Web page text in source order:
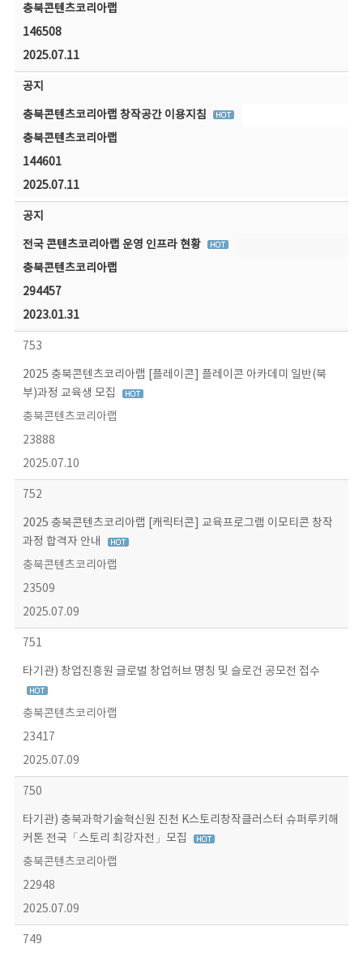
충북콘텐츠코리아랩
146508
2025.07.11
공지
충북콘텐츠코리아랩 창작공간 이용지침
충북콘텐츠코리아랩
144601
2025.07.11
공지
전국 콘텐츠코리아랩 운영 인프라 현황
충북콘텐츠코리아랩
294457
2023.01.31
753
2025 충북콘텐츠코리아랩 [플레이콘] 플레이콘 아카데미 일반(북
부)과정 교육생 모집
충북콘텐츠코리아랩
23888
2025.07.10
752
2025 충북콘텐츠코리아랩 [캐릭터콘] 교육프로그램 이모티콘 창작
과정 합격자 안내
충북콘텐츠코리아랩
23509
2025.07.09
751
타기관) 창업진흥원 글로벌 창업허브 명칭 및 슬로건 공모전 접수
충북콘텐츠코리아랩
23417
2025.07.09
750
타기관) 충북과학기술혁신원 진천 K스토리창작클러스터 슈퍼루키해
커톤 전국「스토리 최강자전」모집
충북콘텐츠코리아랩
22948
2025.07.09
749